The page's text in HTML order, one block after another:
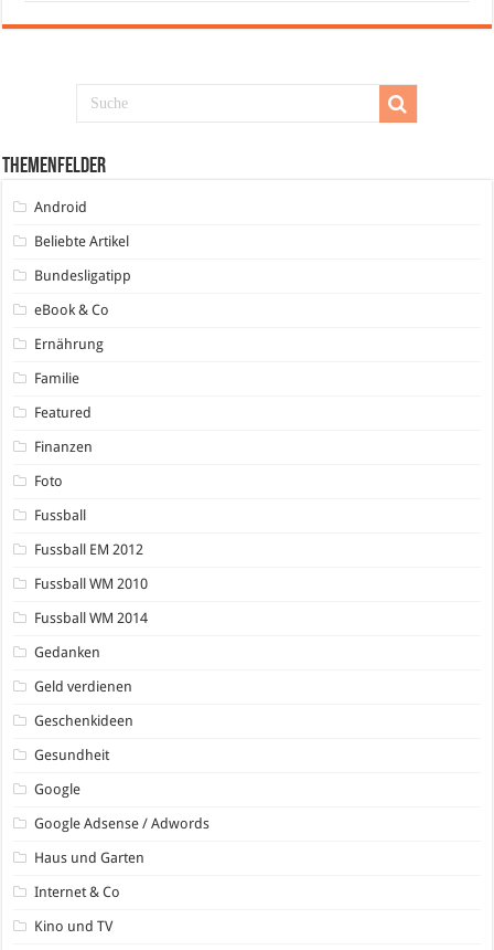
Themenfelder
Android
Beliebte Artikel
Bundesligatipp
eBook & Co
Ernährung
Familie
Featured
Finanzen
Foto
Fussball
Fussball EM 2012
Fussball WM 2010
Fussball WM 2014
Gedanken
Geld verdienen
Geschenkideen
Gesundheit
Google
Google Adsense / Adwords
Haus und Garten
Internet & Co
Kino und TV